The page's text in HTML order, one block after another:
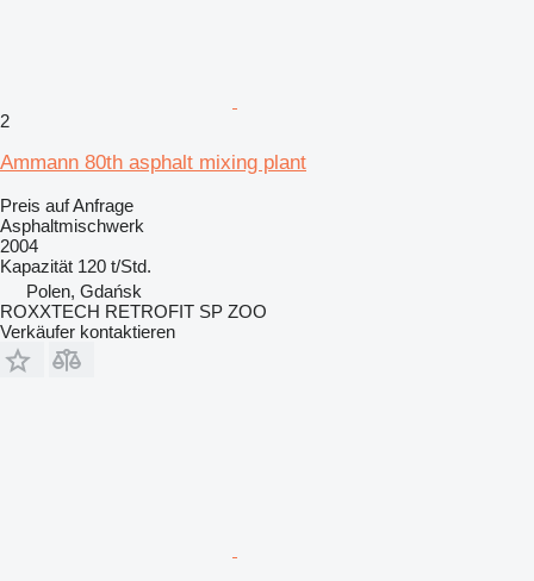
2
Ammann 80th asphalt mixing plant
Preis auf Anfrage
Asphaltmischwerk
2004
Kapazität 120 t/Std.
Polen, Gdańsk
ROXXTECH RETROFIT SP ZOO
Verkäufer kontaktieren